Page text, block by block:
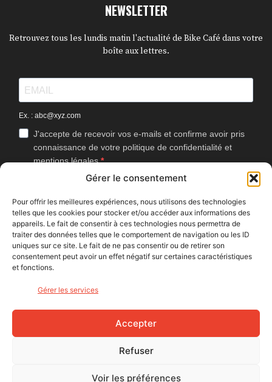
Gérer le consentement
Pour offrir les meilleures expériences, nous utilisons des technologies
telles que les cookies pour stocker et/ou accéder aux informations des
appareils. Le fait de consentir à ces technologies nous permettra de
traiter des données telles que le comportement de navigation ou les ID
uniques sur ce site. Le fait de ne pas consentir ou de retirer son
consentement peut avoir un effet négatif sur certaines caractéristiques
et fonctions.
Gérer les services
Accepter
Refuser
Voir les préférences
NEWSLETTER
Retrouvez tous les lundis matin l'actualité de Bike Café dans votre
boîte aux lettres.
Ex. : abc@xyz.com
J'accepte de recevoir vos e-mails et confirme avoir pris
connaissance de votre politique de confidentialité et
mentions légales.
Vous pouvez vous désinscrire à tout moment en cliquant sur le lien
J'accepte que Bike Café mesure l'ouverture des
newsletters afin d'améliorer les contenus proposés.
S'INSCRIRE
NOUS SUIVRE